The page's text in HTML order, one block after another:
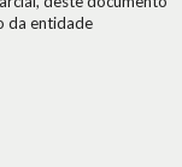
da entidade